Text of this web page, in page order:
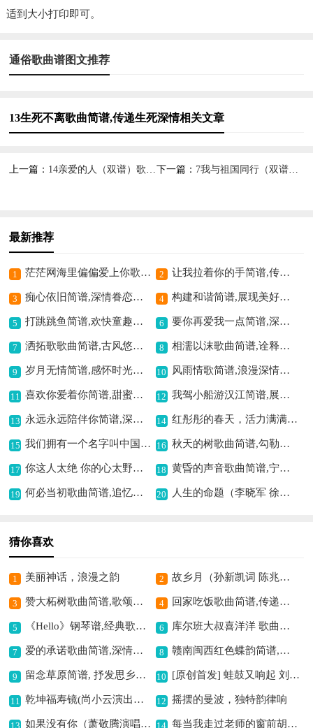
适到大小打印即可。
通俗歌曲谱图文推荐
13生死不离歌曲简谱,传递生死深情相关文章
上一篇： 14亲爱的人（双谱）歌曲简谱,传递深情爱意 下一篇： 7我与祖国同行（双谱）歌曲简谱,展现爱国情怀
最新推荐
1 茫茫网海里偏偏爱上你歌曲简谱,网络爱情的写照 2 让我拉着你的手简谱,传递温暖情谊
3 痴心依旧简谱,深情眷恋之曲 4 构建和谐简谱,展现美好愿景
5 打跳跳鱼简谱,欢快童趣之曲 6 要你再爱我一点简谱,深情爱意的诉说
7 洒拓歌歌曲简谱,古风悠扬动人 8 相濡以沫歌曲简谱,诠释真挚情感
9 岁月无情简谱,感怀时光沧桑 10 风雨情歌简谱,浪漫深情之曲
11 喜欢你爱着你简谱,甜蜜爱意满溢 12 我驾小船游汉江简谱,展现悠然江景
13 永远永远陪伴你简谱,深情相伴之旋律 14 红彤彤的春天，活力满满之曲,
15 我们拥有一个名字叫中国简谱,唱响爱国情怀 16 秋天的树歌曲简谱,勾勒秋意之美
17 你这人太绝 你的心太野简谱,表达决绝不羁情 18 黄昏的声音歌曲简谱,宁静悠扬之韵
19 何必当初歌曲简谱,追忆往昔情思 20 人生的命题（李晓军 徐涧秋词 邓融合曲）歌曲简谱,探寻人生真谛
猜你喜欢
1 美丽神话，浪漫之韵 2 故乡月（孙新凯词 陈兆权曲）简谱,寄托思乡之情
3 赞大柘树歌曲简谱,歌颂树木之美 4 回家吃饭歌曲简谱,传递温馨亲情味
5 《Hello》钢琴谱,经典歌曲引共鸣 6 库尔班大叔喜洋洋 歌曲类 简谱简谱,展现喜悦欢快情
7 爱的承诺歌曲简谱,深情传递承诺意 8 赣南闽西红色蝶韵简谱,展现革命浪漫情怀
9 留念草原简谱, 抒发思乡之情 10 [原创首发] 蛙鼓又响起 刘志毅 词 曲简谱,唤起乡村记忆
11 乾坤福寿镜(尚小云演出本)(第十场)简谱戏谱,展现经典戏曲意境 12 摇摆的曼波，独特韵律响
13 如果没有你（萧敬腾演唱、大伟制谱版）吉他谱六线谱,深情演绎动人心 14 每当我走过老师的窗前胡琴简谱, 歌颂师恩深情动人